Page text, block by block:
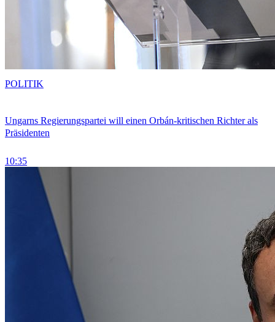
Ungarns Regierungspartei will einen Orbán-kritischen Richter als
Präsidenten
10:35
POLITIK